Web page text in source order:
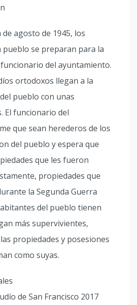
agosto de 1945, los
se preparan para la
del ayuntamiento.
ortodoxos llegan a la
pueblo con unas
El funcionario del
que sean herederos de los
del pueblo y espera que
que les fueron
propiedades que
la Segunda Guerra
del pueblo tienen
más supervivientes,
propiedades y posesiones
como suyas.
de San Francisco 2017